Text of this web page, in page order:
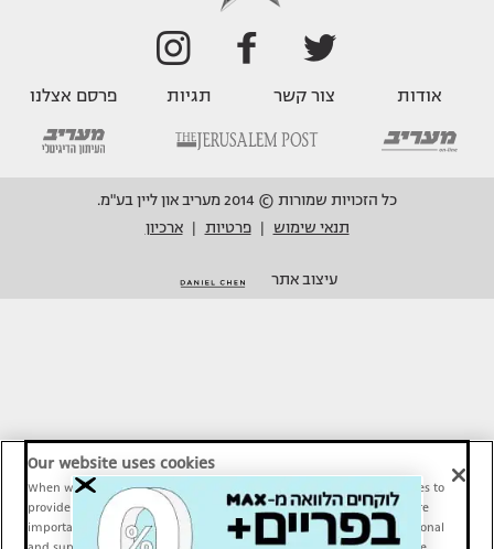
אודות צור קשר תגיות פרסם אצלנו
כל הזכויות שמורות © 2014 מעריב און ליין בע"מ.
תנאי שימוש
פרטיות ארכיון
עיצוב אתר
Our website uses cookies
When we provide Maariv, TMI and Sport1 content online, we use cookies to
provide social media features and to analyze our traffic. These tools are
important and necessary for our website functionality. Others are optional